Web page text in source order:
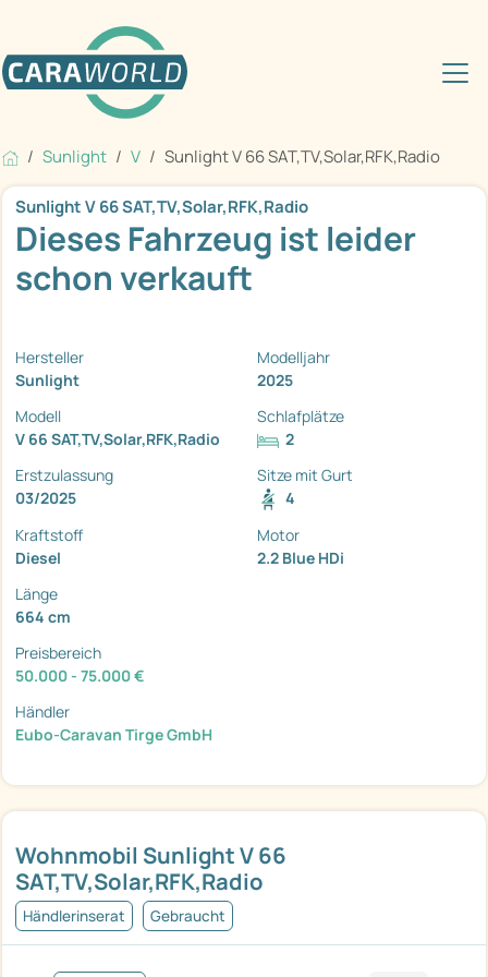
Sunlight V Sunlight V 66 SAT,TV,Solar,RFK,Radio
Wohnmobil Sunlight V 66
SAT,TV,Solar,RFK,Radio
Händlerinserat Gebraucht
Sunlight V 66 SAT,TV,Solar,RFK,Radio
Dieses Fahrzeug ist leider
schon verkauft
Hersteller
Sunlight
Modelljahr
2025
Modell
V 66 SAT,TV,Solar,RFK,Radio
Schlafplätze
2
Erstzulassung
03/2025
Sitze mit Gurt
4
Kraftstoff
Diesel
Motor
2.2 Blue HDi
Länge
664 cm
Preisbereich
50.000 - 75.000 €
Händler
Eubo-Caravan Tirge GmbH